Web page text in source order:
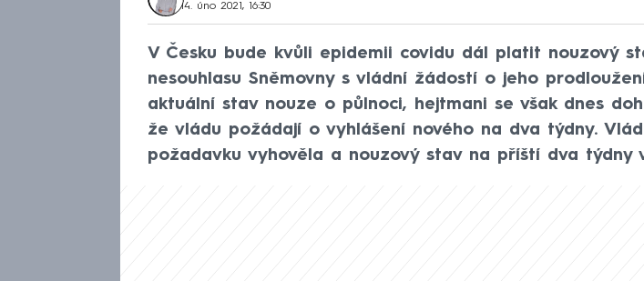
14. úno 2021, 16:30
V Česku bude kvůli epidemii covidu dál platit nouzový
nesouhlasu Sněmovny s vládní žádostí o jeho
aktuální stav nouze o půlnoci, hejtmani se však dnes
že vládu požádají o vyhlášení nového na dva týdny.
požadavku vyhověla a nouzový stav na příští dva týdny